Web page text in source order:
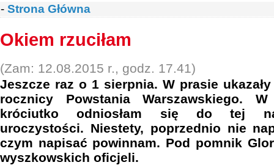
- Strona Główna
Okiem rzuciłam
(Zam: 12.08.2015 r., godz. 17.41)
Jeszcze raz o 1 sierpnia. W prasie
rocznicy Powstania Warszawskiego.
króciutko odniosłam się do tej
uroczystości. Niestety, poprzednio nie
czym napisać powinnam. Pod pomnik
wyszkowskich oficjeli.